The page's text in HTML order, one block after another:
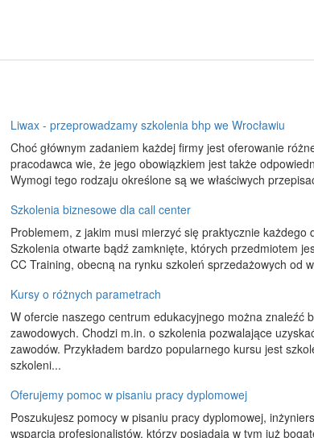
Liwax - przeprowadzamy szkolenia bhp we Wrocławiu
Choć głównym zadaniem każdej firmy jest oferowanie
pracodawca wie, że jego obowiązkiem jest także
Wymogi tego rodzaju określone są we właściwych
Szkolenia biznesowe dla call center
Problemem, z jakim musi mierzyć się praktycznie
Szkolenia otwarte bądź zamknięte, których przedmiotem
CC Training, obecną na rynku szkoleń sprzedażowych od
Kursy o różnych parametrach
W ofercie naszego centrum edukacyjnego można znaleźć
zawodowych. Chodzi m.in. o szkolenia pozwalające
zawodów. Przykładem bardzo popularnego kursu jest
szkoleni...
Oferujemy pomoc w pisaniu pracy dyplomowej
Poszukujesz pomocy w pisaniu pracy dyplomowej,
wsparcia profesjonalistów, którzy posiadają w tym już